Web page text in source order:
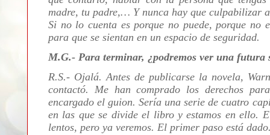
madre, tu padre,… Y nunca hay que culpabilizar
Si no lo cuenta es porque no puede, porque no
para que se sientan en un espacio de seguridad.
M.G.- Para terminar, ¿podremos ver una futura
R.S.- Ojalá. Antes de publicarse la novela,
contactó. Me han comprado los derechos
encargado el guion. Sería una serie de cuatro
en las que se divide el libro y estamos en ello.
lentos, pero ya veremos. El primer paso está